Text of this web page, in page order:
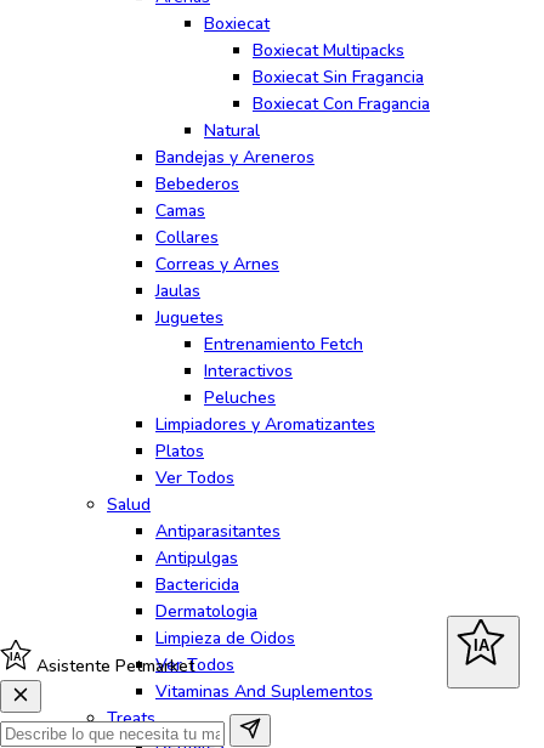
Boxiecat
Boxiecat Multipacks
Boxiecat Sin Fragancia
Boxiecat Con Fragancia
Natural
Bandejas y Areneros
Bebederos
Camas
Collares
Correas y Arnes
Jaulas
Juguetes
Entrenamiento Fetch
Interactivos
Peluches
Limpiadores y Aromatizantes
Platos
Ver Todos
Salud
Antiparasitantes
Antipulgas
Bactericida
Dermatologia
Limpieza de Oidos
Ver Todos
Vitaminas And Suplementos
Treats
IA Asistente Petmarket
IA